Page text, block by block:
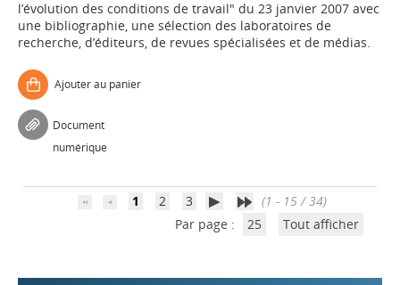
l’évolution des conditions de travail" du 23 janvier 2007 avec
une bibliographie, une sélection des laboratoires de
recherche, d’éditeurs, de revues spécialisées et de médias.
Ajouter au panier
Document
numérique
1 2 3
(1 - 15 / 34)
Par page :
25 Tout afficher
Déposer une actu !
déconnecter)